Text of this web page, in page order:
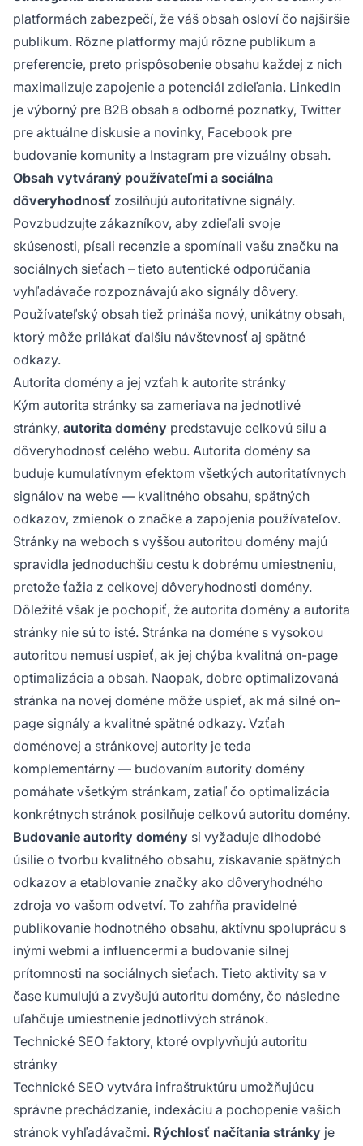
platformách zabezpečí, že váš obsah osloví čo najširšie
publikum. Rôzne platformy majú rôzne publikum a
preferencie, preto prispôsobenie obsahu každej z nich
maximalizuje zapojenie a potenciál zdieľania. LinkedIn
je výborný pre B2B obsah a odborné poznatky, Twitter
pre aktuálne diskusie a novinky, Facebook pre
budovanie komunity a Instagram pre vizuálny obsah.
Obsah vytváraný používateľmi a sociálna
dôveryhodnosť zosilňujú autoritatívne signály.
Povzbudzujte zákazníkov, aby zdieľali svoje
skúsenosti, písali recenzie a spomínali vašu značku na
sociálnych sieťach – tieto autentické odporúčania
vyhľadávače rozpoznávajú ako signály dôvery.
Používateľský obsah tiež prináša nový, unikátny obsah,
ktorý môže prilákať ďalšiu návštevnosť aj spätné
odkazy.
Autorita domény a jej vzťah k autorite stránky
Kým autorita stránky sa zameriava na jednotlivé
stránky, autorita domény predstavuje celkovú silu a
dôveryhodnosť celého webu. Autorita domény sa
buduje kumulatívnym efektom všetkých autoritatívnych
signálov na webe — kvalitného obsahu, spätných
odkazov, zmienok o značke a zapojenia používateľov.
Stránky na weboch s vyššou autoritou domény majú
spravidla jednoduchšiu cestu k dobrému umiestneniu,
pretože ťažia z celkovej dôveryhodnosti domény.
Dôležité však je pochopiť, že autorita domény a autorita
stránky nie sú to isté. Stránka na doméne s vysokou
autoritou nemusí uspieť, ak jej chýba kvalitná on-page
optimalizácia a obsah. Naopak, dobre optimalizovaná
stránka na novej doméne môže uspieť, ak má silné on-
page signály a kvalitné spätné odkazy. Vzťah
doménovej a stránkovej autority je teda
komplementárny — budovaním autority domény
pomáhate všetkým stránkam, zatiaľ čo optimalizácia
konkrétnych stránok posilňuje celkovú autoritu domény.
Budovanie autority domény si vyžaduje dlhodobé
úsilie o tvorbu kvalitného obsahu, získavanie spätných
odkazov a etablovanie značky ako dôveryhodného
zdroja vo vašom odvetví. To zahŕňa pravidelné
publikovanie hodnotného obsahu, aktívnu spoluprácu s
inými webmi a influencermi a budovanie silnej
prítomnosti na sociálnych sieťach. Tieto aktivity sa v
čase kumulujú a zvyšujú autoritu domény, čo následne
uľahčuje umiestnenie jednotlivých stránok.
Technické SEO faktory, ktoré ovplyvňujú autoritu
stránky
Technické SEO vytvára infraštruktúru umožňujúcu
správne prechádzanie, indexáciu a pochopenie vašich
stránok vyhľadávačmi. Rýchlosť načítania stránky je